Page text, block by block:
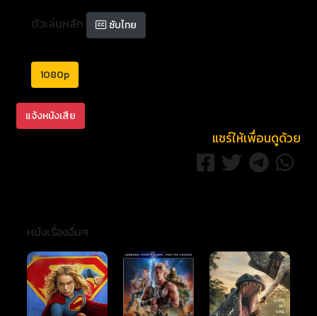
ตัวเล่นหลัก ซับไทย
1080p
แจ้งหนังเสีย
แชร์ให้เพื่อนดูด้วย
หนังเรื่องอื่นๆ